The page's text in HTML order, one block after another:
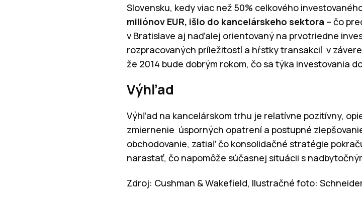
Slovensku, kedy viac než 50% celkového
miliónov EUR, išlo do kancelárskeho sektora – čo
v Bratislave aj naďalej orientovaný na prvotriedne
rozpracovaných príležitostí a hŕstky transakcií v
že 2014 bude dobrým rokom, čo sa týka investovania
Výhľad
Výhľad na kancelárskom trhu je relatívne pozitívny,
zmiernenie úsporných opatrení a postupné
obchodovanie, zatiaľ čo konsolidačné stratégie
narastať, čo napomôže súčasnej situácii s
Zdroj: Cushman & Wakefield, Ilustračné foto: